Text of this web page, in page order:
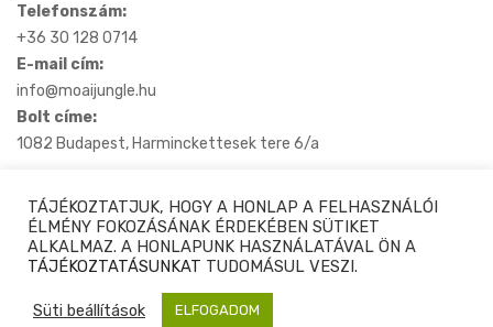
Telefonszám:
+36 30 128 0714
E-mail cím:
info@moaijungle.hu
Bolt címe:
1082 Budapest, Harminckettesek tere 6/a
Copyright © 2020-2025 Moaijungle.hu. Minden Jog Fenntartva.
TÁJÉKOZTATJUK, HOGY A HONLAP A FELHASZNÁLÓI
ÉLMÉNY FOKOZÁSÁNAK ÉRDEKÉBEN SÜTIKET
ALKALMAZ. A HONLAPUNK HASZNÁLATÁVAL ÖN A
TÁJÉKOZTATÁSUNKAT TUDOMÁSUL VESZI.
Süti beállítások ELFOGADOM